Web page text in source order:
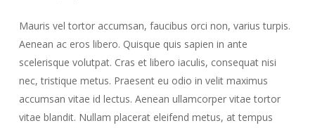
Mauris vel tortor accumsan, faucibus orci non, varius turpis.
Aenean ac eros libero. Quisque quis sapien in ante
scelerisque volutpat. Cras et libero iaculis, consequat nisi
nec, tristique metus. Praesent eu odio in velit maximus
accumsan vitae id lectus. Aenean ullamcorper vitae tortor
vitae blandit. Nullam placerat eleifend metus, at tempus